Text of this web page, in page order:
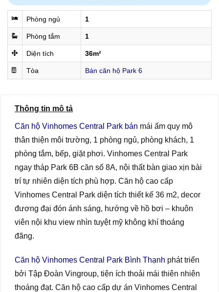
Phòng ngủ 1
Phòng tắm 1
Diện tích 36m²
Tòa Bán căn hộ Park 6
Thông tin mô tả
Căn hộ Vinhomes Central Park bán mái ấm quy mô
thân thiện môi trường, 1 phòng ngủ, phòng khách, 1
phòng tắm, bếp, giặt phơi. Vinhomes Central Park
ngay tháp Park 6B căn số 8A, nội thất bàn giao xịn bài
trí tự nhiên diện tích phù hợp. Căn hộ cao cấp
Vinhomes Central Park diện tích thiết kế 36 m2, decor
đương đại đón ánh sáng, hướng về hồ bơi – khuôn
viên nội khu view nhìn tuyệt mỹ không khí thoáng
đãng.
Căn hộ Vinhomes Central Park Bình Thạnh phát triển
bởi Tập Đoàn Vingroup, tiện ích thoải mái thiên nhiên
thoáng đạt. Căn hộ cao cấp dự án Vinhomes Central